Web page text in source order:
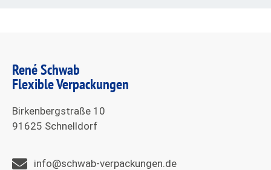
René Schwab
Flexible Verpackungen
Birkenbergstraße 10
91625 Schnelldorf
info@schwab-verpackungen.de